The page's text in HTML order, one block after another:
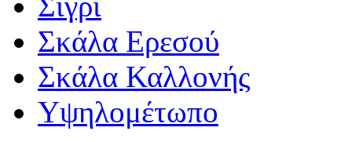
Σκάλα Ερεσού
Σκάλα Καλλονής
Υψηλομέτωπο